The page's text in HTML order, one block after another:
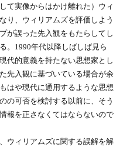
て実像からはかけ離れた）ウィ
り、ウィリアムズを評価しよう
が誤った先入観をもたらしてし
。1990年代以降しばしば見ら
代的意義を持たない思想家とし
先入観に基づいている場合が余
はや現代に通用するような思想
の可否を検討する以前に、そう
報を正さなくてはならないので
ウィリアムズに関する誤解を解